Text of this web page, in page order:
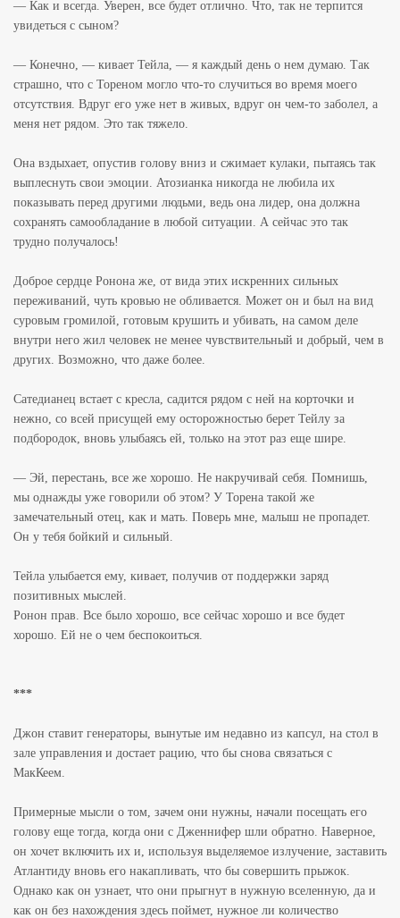
— Как и всегда. Уверен, все будет отлично. Что, так не терпится
увидеться с сыном?
— Конечно, — кивает Тейла, — я каждый день о нем думаю. Так
страшно, что с Тореном могло что-то случиться во время моего
отсутствия. Вдруг его уже нет в живых, вдруг он чем-то заболел, а
меня нет рядом. Это так тяжело.
Она вздыхает, опустив голову вниз и сжимает кулаки, пытаясь так
выплеснуть свои эмоции. Атозианка никогда не любила их
показывать перед другими людьми, ведь она лидер, она должна
сохранять самообладание в любой ситуации. А сейчас это так
трудно получалось!
Доброе сердце Ронона же, от вида этих искренних сильных
переживаний, чуть кровью не обливается. Может он и был на вид
суровым громилой, готовым крушить и убивать, на самом деле
внутри него жил человек не менее чувствительный и добрый, чем в
других. Возможно, что даже более.
Сатедианец встает с кресла, садится рядом с ней на корточки и
нежно, со всей присущей ему осторожностью берет Тейлу за
подбородок, вновь улыбаясь ей, только на этот раз еще шире.
— Эй, перестань, все же хорошо. Не накручивай себя. Помнишь,
мы однажды уже говорили об этом? У Торена такой же
замечательный отец, как и мать. Поверь мне, малыш не пропадет.
Он у тебя бойкий и сильный.
Тейла улыбается ему, кивает, получив от поддержки заряд
позитивных мыслей.
Ронон прав. Все было хорошо, все сейчас хорошо и все будет
хорошо. Ей не о чем беспокоиться.
***
Джон ставит генераторы, вынутые им недавно из капсул, на стол в
зале управления и достает рацию, что бы снова связаться с
МакКеем.
Примерные мысли о том, зачем они нужны, начали посещать его
голову еще тогда, когда они с Дженнифер шли обратно. Наверное,
он хочет включить их и, используя выделяемое излучение, заставить
Атлантиду вновь его накапливать, что бы совершить прыжок.
Однако как он узнает, что они прыгнут в нужную вселенную, да и
как он без нахождения здесь поймет, нужное ли количество